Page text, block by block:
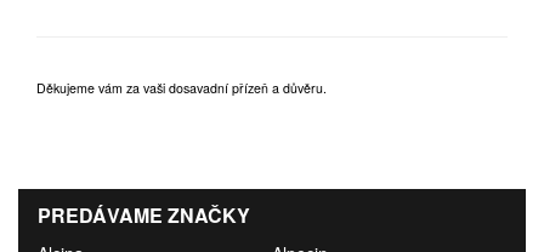
Děkujeme vám za vaši dosavadní přízeň a důvěru.
PREDÁVAME ZNAČKY